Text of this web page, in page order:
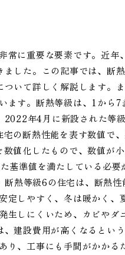
に重要な要素です。近年
した。この記事では、断
いて詳しく解説します。
ます。断熱等級は、1から
年4月に新設された等
の断熱性能を表す数値で
値化したもので、数値が
基準値を満たしている必
熱等級6の住宅は、断熱
定しやすく、冬は暖かく、
しにくいため、カビやダ
建設費用が高くなるとい
、工事にも手間がかかる